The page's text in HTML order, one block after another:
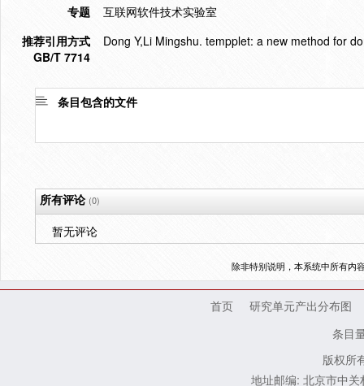
专题
互联网软件技术实验室
推荐引用方式
GB/T 7714
Dong Y,Li Mingshu. tempplet: a new method for
条目包含的文件
所有评论(0)
暂无评论
除非特别说明，本系统中所有内
首页
研究单元产出分布图
条目
版权所
地址邮编: 北京市中